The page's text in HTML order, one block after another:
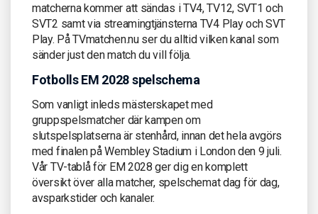
matcherna kommer att sändas i TV4, TV12, SVT1 och
SVT2 samt via streamingtjänsterna TV4 Play och SVT
Play. På TVmatchen.nu ser du alltid vilken kanal som
sänder just den match du vill följa.
Fotbolls EM 2028 spelschema
Som vanligt inleds mästerskapet med
gruppspelsmatcher där kampen om
slutspelsplatserna är stenhård, innan det hela avgörs
med finalen på Wembley Stadium i London den 9 juli.
Vår TV-tablå för EM 2028 ger dig en komplett
översikt över alla matcher, spelschemat dag för dag,
avsparkstider och kanaler.